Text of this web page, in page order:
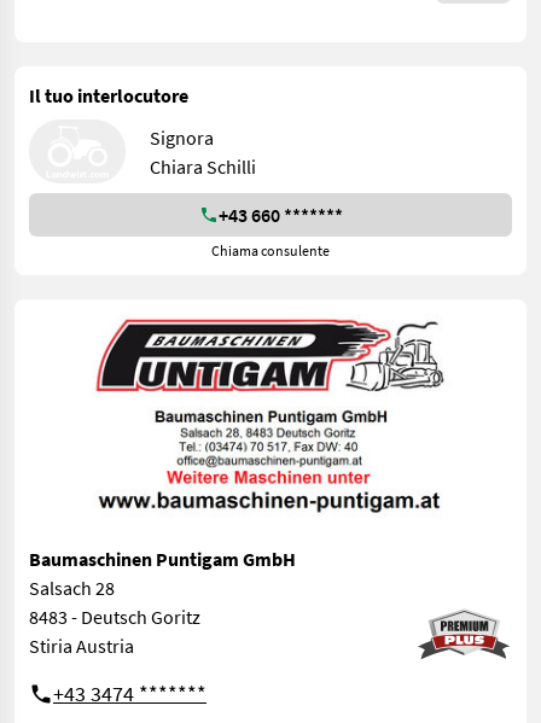
Il tuo interlocutore
Signora
Chiara Schilli
+43 660 *******
Chiama consulente
Baumaschinen Puntigam GmbH
Salsach 28
8483 - Deutsch Goritz
Stiria Austria
+43 3474 *******